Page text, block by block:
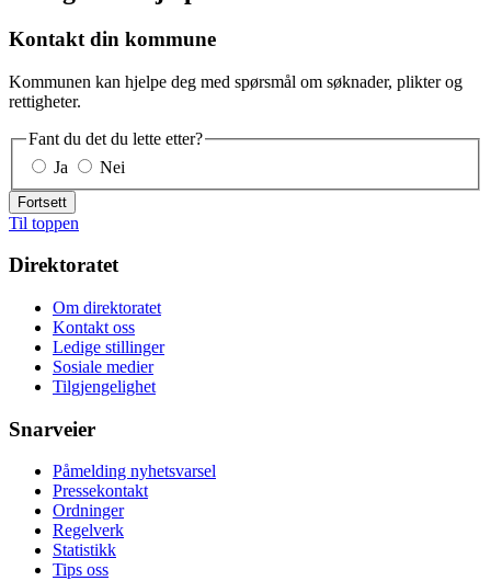
Kontakt din kommune
Kommunen kan hjelpe deg med spørsmål om søknader, plikter og
rettigheter.
Fant du det du lette etter?
Ja
Nei
Fortsett
Til toppen
Direktoratet
Om direktoratet
Kontakt oss
Ledige stillinger
Sosiale medier
Tilgjengelighet
Snarveier
Påmelding nyhetsvarsel
Pressekontakt
Ordninger
Regelverk
Statistikk
Tips oss